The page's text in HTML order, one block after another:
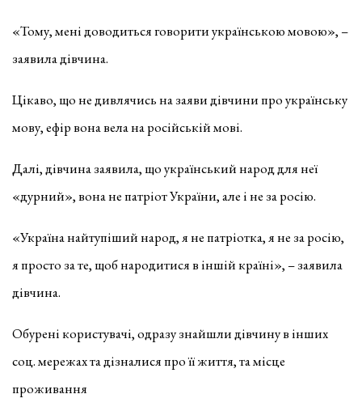
«Тому, мені доводиться говорити українською мовою», –
заявила дівчина.
Цікаво, що не дивлячись на заяви дівчини про українську
мову, ефір вона вела на російській мові.
Далі, дівчина заявила, що український народ для неї
«дурний», вона не патріот України, але і не за росію.
«Україна найтупіший народ, я не патріотка, я не за росію,
я просто за те, щоб народитися в іншій країні», – заявила
дівчина.
Обурені користувачі, одразу знайшли дівчину в інших
соц. мережах та дізналися про її життя, та місце
проживання